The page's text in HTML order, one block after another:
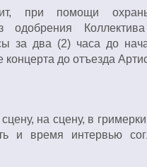
при помощи
одобрения
за два (2) часа до
концерта до отъезда
на сцену, в
и время интервью